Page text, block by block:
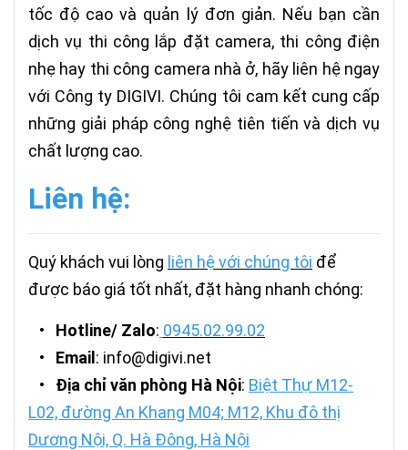
tốc độ cao và quản lý đơn giản. Nếu bạn cần
dịch vụ thi công lắp đặt camera, thi công điện
nhẹ hay thi công camera nhà ở, hãy liên hệ ngay
với Công ty DIGIVI. Chúng tôi cam kết cung cấp
những giải pháp công nghệ tiên tiến và dịch vụ
chất lượng cao.
Liên hệ:
Quý khách vui lòng liên hệ với chúng tôi để
được báo giá tốt nhất, đặt hàng nhanh chóng:
• Hotline/ Zalo: 0945.02.99.02
• Email: info@digivi.net
• Địa chỉ văn phòng Hà Nội: Biệt Thự M12-
L02, đường An Khang M04; M12, Khu đô thị
Dương Nội, Q. Hà Đông, Hà Nội